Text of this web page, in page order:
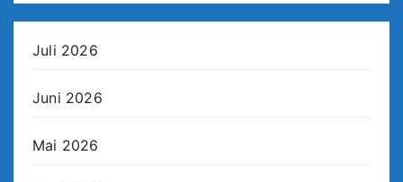
Juli 2026
Juni 2026
Mai 2026